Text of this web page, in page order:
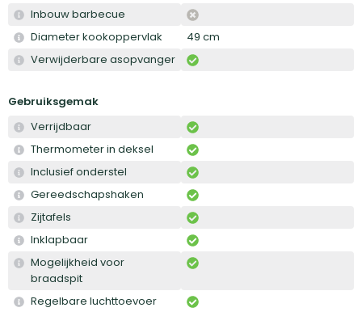
Inbouw barbecue
Diameter kookoppervlak
49 cm
Verwijderbare asopvanger
Gebruiksgemak
Verrijdbaar
Thermometer in deksel
Inclusief onderstel
Gereedschapshaken
Zijtafels
Inklapbaar
Mogelijkheid voor
braadspit
Regelbare luchttoevoer